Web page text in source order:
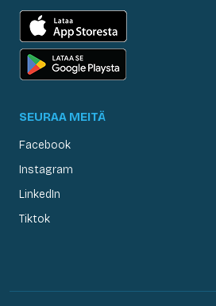
SEURAA MEITÄ
Facebook
Instagram
LinkedIn
Tiktok